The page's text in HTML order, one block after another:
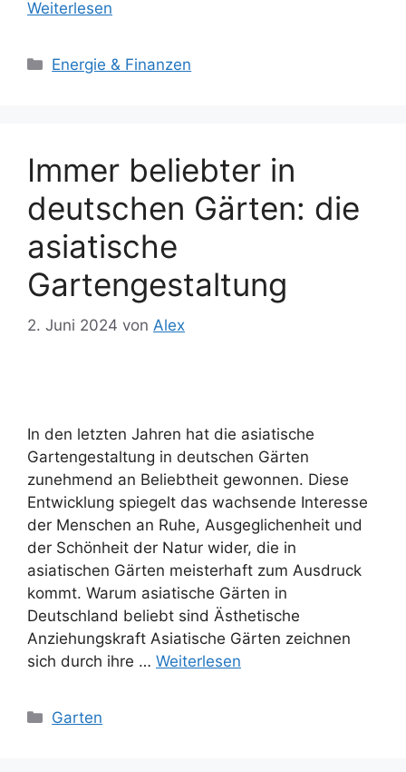
Weiterlesen
Kategorien
Energie & Finanzen
Immer beliebter in
deutschen Gärten: die
asiatische
Gartengestaltung
2. Juni 2024 von Alex
In den letzten Jahren hat die asiatische
Gartengestaltung in deutschen Gärten
zunehmend an Beliebtheit gewonnen. Diese
Entwicklung spiegelt das wachsende Interesse
der Menschen an Ruhe, Ausgeglichenheit und
der Schönheit der Natur wider, die in
asiatischen Gärten meisterhaft zum Ausdruck
kommt. Warum asiatische Gärten in
Deutschland beliebt sind Ästhetische
Anziehungskraft Asiatische Gärten zeichnen
sich durch ihre … Weiterlesen
Kategorien
Garten